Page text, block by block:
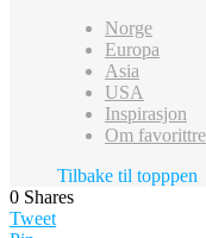
Norge
Europa
Asia
USA
Inspirasjon
Om
Tilbake til topppen
0 Shares
Tweet